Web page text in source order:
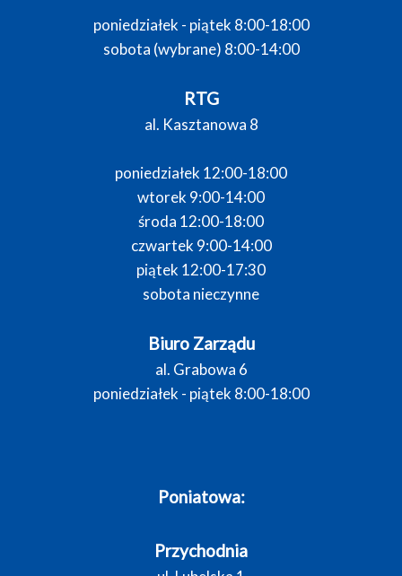
poniedziałek - piątek 8:00-18:00
sobota (wybrane) 8:00-14:00
RTG
al. Kasztanowa 8
poniedziałek 12:00-18:00
wtorek 9:00-14:00
środa 12:00-18:00
czwartek 9:00-14:00
piątek 12:00-17:30
sobota nieczynne
Biuro Zarządu
al. Grabowa 6
poniedziałek - piątek 8:00-18:00
Poniatowa:
Przychodnia